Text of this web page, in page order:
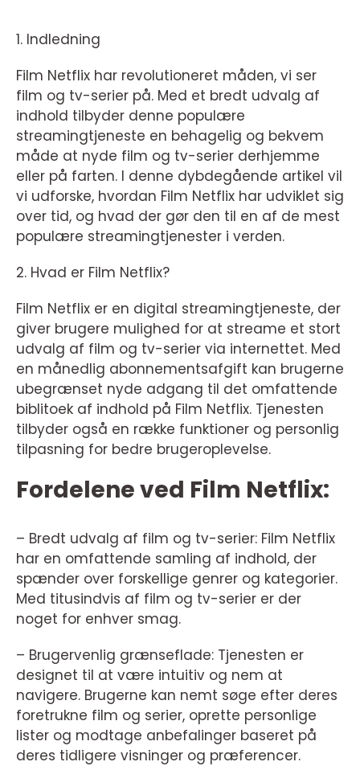
1. Indledning
Film Netflix har revolutioneret måden, vi ser
film og tv-serier på. Med et bredt udvalg af
indhold tilbyder denne populære
streamingtjeneste en behagelig og bekvem
måde at nyde film og tv-serier derhjemme
eller på farten. I denne dybdegående artikel vil
vi udforske, hvordan Film Netflix har udviklet sig
over tid, og hvad der gør den til en af de mest
populære streamingtjenester i verden.
2. Hvad er Film Netflix?
Film Netflix er en digital streamingtjeneste, der
giver brugere mulighed for at streame et stort
udvalg af film og tv-serier via internettet. Med
en månedlig abonnementsafgift kan brugerne
ubegrænset nyde adgang til det omfattende
biblitoek af indhold på Film Netflix. Tjenesten
tilbyder også en række funktioner og personlig
tilpasning for bedre brugeroplevelse.
Fordelene ved Film Netflix:
– Bredt udvalg af film og tv-serier: Film Netflix
har en omfattende samling af indhold, der
spænder over forskellige genrer og kategorier.
Med titusindvis af film og tv-serier er der
noget for enhver smag.
– Brugervenlig grænseflade: Tjenesten er
designet til at være intuitiv og nem at
navigere. Brugerne kan nemt søge efter deres
foretrukne film og serier, oprette personlige
lister og modtage anbefalinger baseret på
deres tidligere visninger og præferencer.